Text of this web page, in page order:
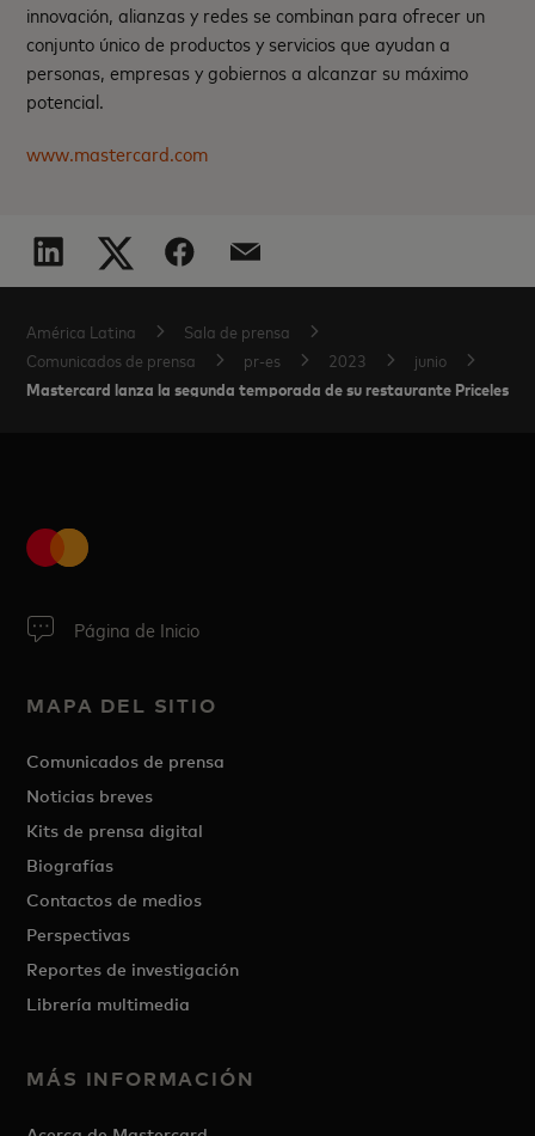
innovación, alianzas y redes se combinan para ofrecer un
conjunto único de productos y servicios que ayudan a
personas, empresas y gobiernos a alcanzar su máximo
potencial.
www.mastercard.com
América Latina
Sala de prensa
Comunicados de prensa
pr-es 2023 junio
Mastercard lanza la segunda temporada de su restaurante Priceless
Página de Inicio
MAPA DEL SITIO
Comunicados de prensa
Noticias breves
Kits de prensa digital
Biografías
Contactos de medios
Perspectivas
Reportes de investigación
Librería multimedia
MÁS INFORMACIÓN